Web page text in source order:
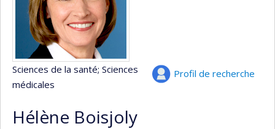
Profil de recherche
Sciences de la santé; Sciences
médicales
Hélène Boisjoly